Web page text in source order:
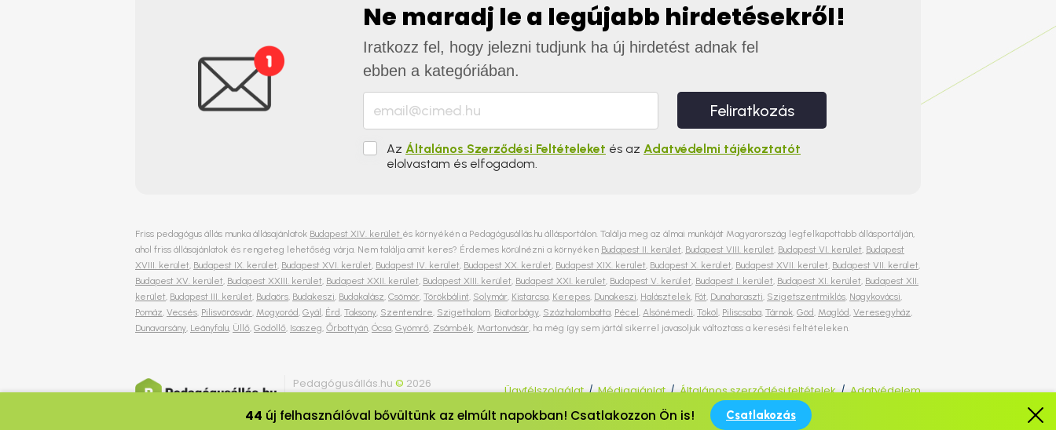
Ne maradj le a legújabb hirdetésekről!
Iratkozz fel, hogy jelezni tudjunk ha új hirdetést adnak fel
ebben a kategóriában.
Feliratkozás
Az Általános Szerződési Feltételeket és az Adatvédelmi tájékoztatót
elolvastam és elfogadom.
Friss pedagógus állás munka állásajánlatok Budapest XIV. kerület és környékén a Pedagógusállás.hu állásportálon. Találja meg az álmai munkáját Magyarország legfelkapottabb állásportálján,
ahol friss állásajánlatok és rengeteg lehetőség várja. Nem találja amit keres? Érdemes körülnézni a környéken Budapest II. kerület, Budapest VIII. kerület, Budapest VI. kerület, Budapest
XVIII. kerület, Budapest IX. kerület, Budapest XVI. kerület, Budapest IV. kerület, Budapest XX. kerület, Budapest XIX. kerület, Budapest X. kerület, Budapest XVII. kerület, Budapest VII. kerület,
Budapest XV. kerület, Budapest XXIII. kerület, Budapest XXII. kerület, Budapest XIII. kerület, Budapest XXI. kerület, Budapest V. kerület, Budapest I. kerület, Budapest XI. kerület, Budapest XII.
kerület, Budapest III. kerület, Budaörs, Budakeszi, Budakalász, Csömör, Törökbálint, Solymár, Kistarcsa, Kerepes, Dunakeszi, Halásztelek, Fót, Dunaharaszti, Szigetszentmiklós, Nagykovácsi,
Pomáz, Vecsés, Pilisvörösvár, Mogyoród , Gyál , Érd , Taksony, Szentendre, Szigethalom, Biatorbágy, Százhalombatta, Pécel , Alsónémedi, Tököl , Piliscsaba, Tárnok, Göd , Maglód , Veresegyház,
Dunavarsány, Leányfalu, Üllő, Gödöllő, Isaszeg, Őrbottyán, Ócsa, Gyömrő, Zsámbék, Martonvásár, ha még így sem jártál sikerrel javasoljuk változtass a keresési feltételeken.
Pedagógusállás.hu © 2026
Ügyfélszolgálat/Médiaajánlat/Általános szerződési feltételek/Adatvédelem
44 új felhasználóval bővültünk az elmúlt napokban! Csatlakozzon Ön is! Csatlakozás